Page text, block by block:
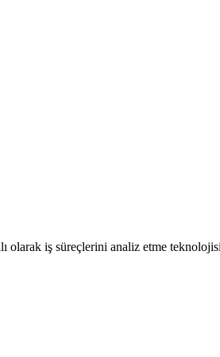
olarak iş süreçlerini analiz etme